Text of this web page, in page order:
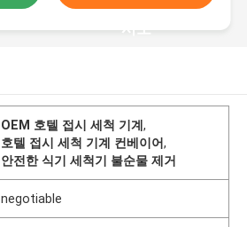
시오
OEM 호텔 접시 세척 기계,
호텔 접시 세척 기계 컨베이어,
안전한 식기 세척기 불순물 제거
negotiable